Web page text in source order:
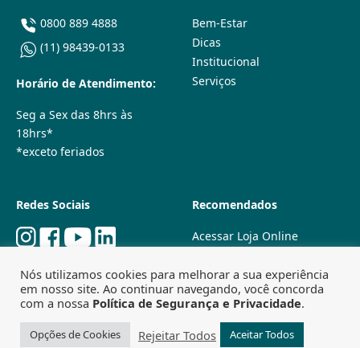
0800 889 4888
(11) 98439-0133
Horário de Atendimento:
Seg a Sex das 8hrs às
18hrs*
*exceto feriados
Bem-Estar
Dicas
Institucional
Serviços
Redes Sociais Recomendados
Acessar Loja Online
Lojas Físicas
Trabalhe Conosco
Powered byAgência Especializada em SEO
Nós utilizamos cookies para melhorar a sua experiência
em nosso site. Ao continuar navegando, você concorda
com a nossa Política de Segurança e Privacidade.
Opções de Cookies Rejeitar Todos Aceitar Todos